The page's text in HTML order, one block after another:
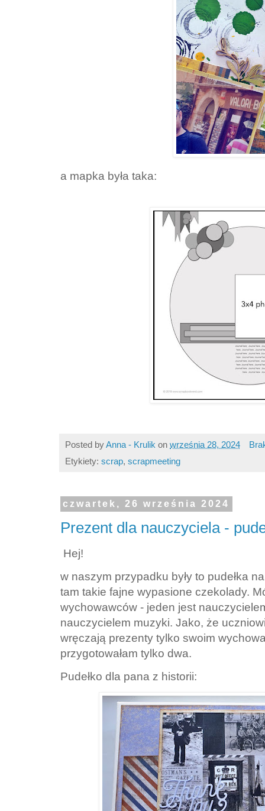
a mapka była taka:
Posted byAnna - Krulik on września 28, 2024
Etykiety: scrap, scrapmeeting
czwartek, 26 września 2024
Prezent dla nauczyciela -
Hej!
w naszym przypadku były to pudełka
tam takie fajne wypasione czekolady.
wychowawców - jeden jest
nauczycielem muzyki. Jako, że
wręczają prezenty tylko swoim
przygotowałam tylko dwa.
Pudełko dla pana z historii: